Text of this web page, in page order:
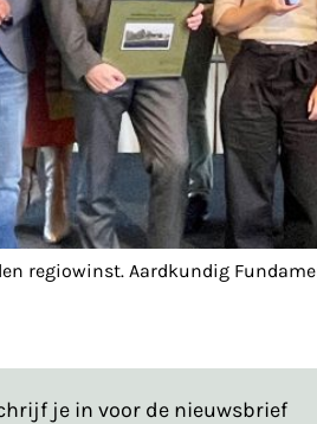
regiowinst. Aardkundig
je in voor de nieuwsbrief